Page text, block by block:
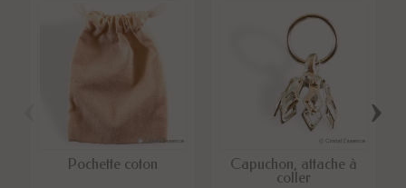
Pochette coton Capuchon, attache à
coller
›